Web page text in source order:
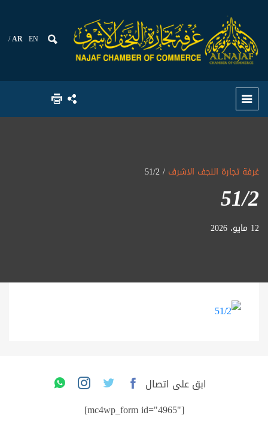
AR EN
غرفة تجارة النجف الاشرف / 51/2
51/2
12 مايو، 2026
ابق على اتصال
[mc4wp_form id="4965"]